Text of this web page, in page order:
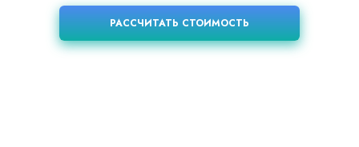
РАССЧИТАТЬ СТОИМОСТЬ